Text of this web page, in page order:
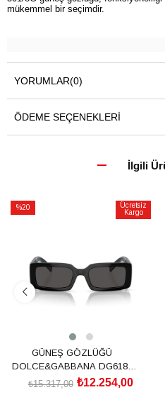
mükemmel bir seçimdir.
YORUMLAR(0)
ÖDEME SEÇENEKLERI
İlgili
%20
Ücretsiz
Kargo
GÜNEŞ GÖZLÜĞÜ
DOLCE&GABBANA DG6187
501/8753₺12.254,00
₺15.317,00